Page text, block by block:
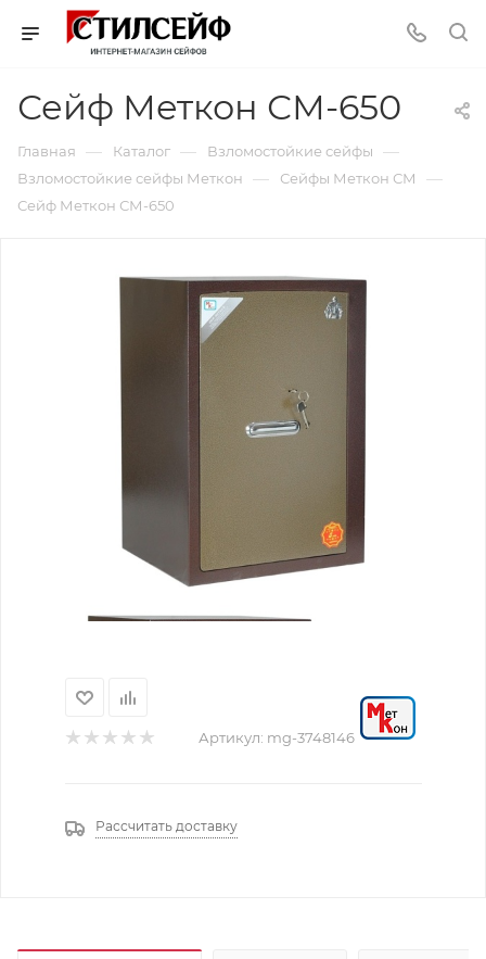
Сейф Меткон СМ-650
Главная — Каталог — Взломостойкие сейфы —
Взломостойкие сейфы Меткон — Сейфы Меткон СМ —
Сейф Меткон СМ-650
Артикул: mg-3748146
Рассчитать доставку